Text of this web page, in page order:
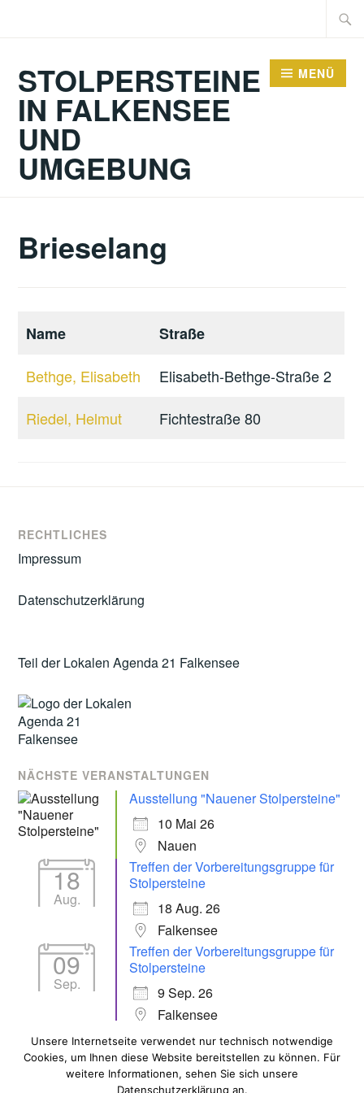
Suche
STOLPERSTEINE
IN FALKENSEE
UND
UMGEBUNG
MENÜ
Brieselang
Name
Straße
Bethge, Elisabeth
Elisabeth-Bethge-Straße 2
Riedel, Helmut
Fichtestraße 80
RECHTLICHES
Impressum
Datenschutzerklärung
Teil der Lokalen Agenda 21 Falkensee
NÄCHSTE VERANSTALTUNGEN
Ausstellung "Nauener Stolpersteine"
10 Mai 26
Nauen
18
Aug.
Treffen der Vorbereitungsgruppe für
Stolpersteine
18 Aug. 26
Falkensee
09
Sep.
Treffen der Vorbereitungsgruppe für
Stolpersteine
9 Sep. 26
Falkensee
ALLE VERANSTALTUNGEN
Unsere Internetseite verwendet nur technisch notwendige
Cookies, um Ihnen diese Website bereitstellen zu können. Für
weitere Informationen, sehen Sie sich unsere
Datenschutzerklärung an.